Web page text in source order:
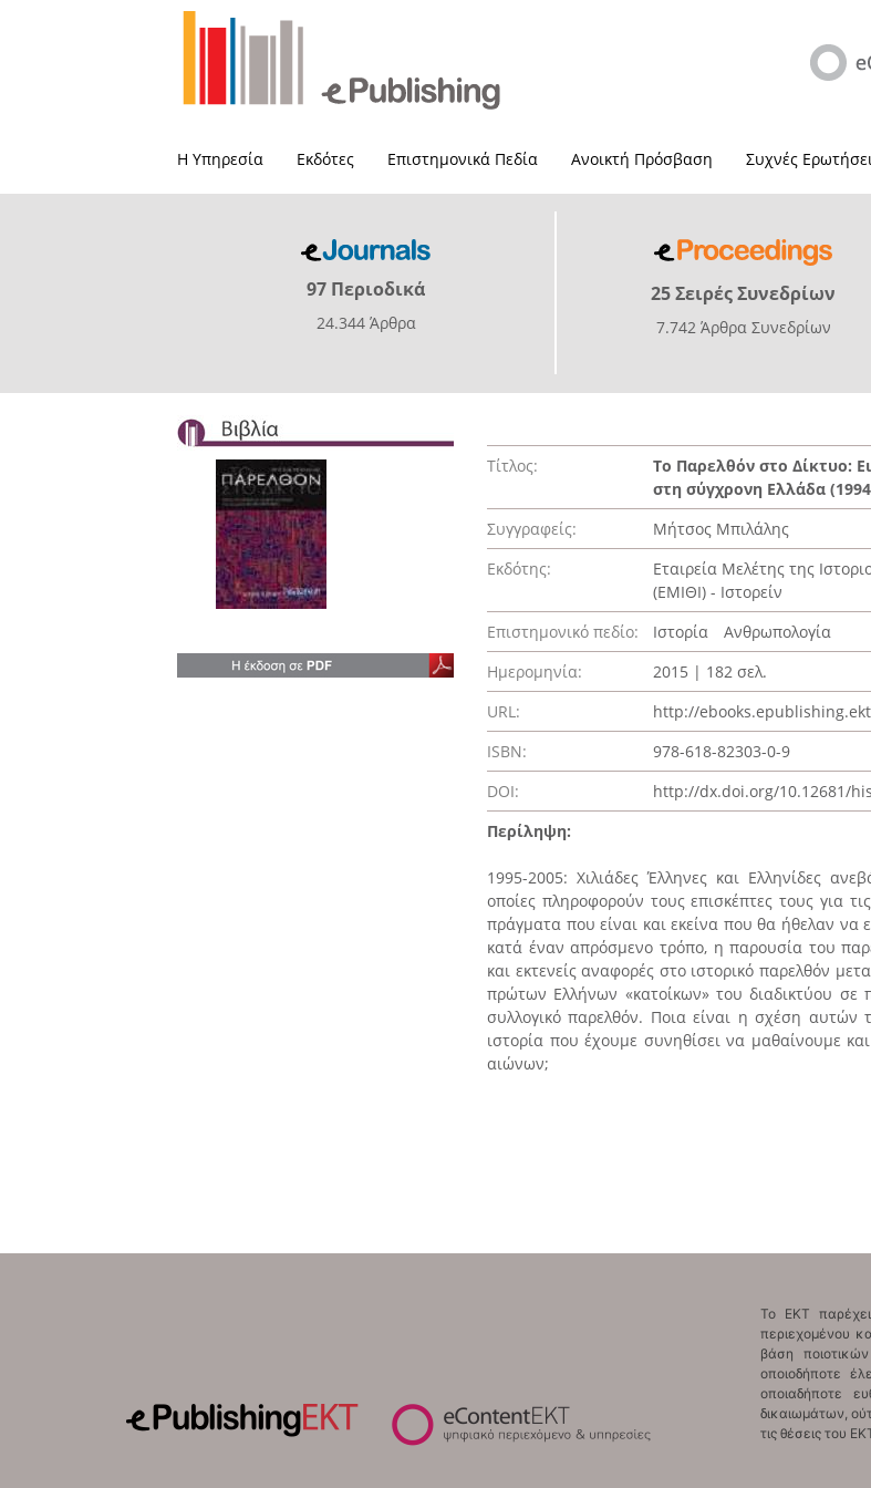
Η Υπηρεσία Εκδότες Επιστημονικά Πεδία Ανοικτή Πρόσβαση Συχνές
97 Περιοδικά
24.344 Άρθρα
25 Σειρές Συνεδρίων
7.742 Άρθρα Συνεδρίων
Τίτλος:
Το Παρελθόν στο Δίκτυο:
στη σύγχρονη Ελλάδα
Συγγραφείς:
Μήτσος Μπιλάλης
Εκδότης:
Εταιρεία Μελέτης της
(ΕΜΙΘΙ) - Ιστορείν
Επιστημονικό πεδίο:
Ιστορία
Ανθρωπολογία
Ημερομηνία:
2015 | 182 σελ.
URL:
http://
ISBN:
978-618-82303-0-9
DOI:
http://dx.doi.org/10.12681/
Περίληψη:
1995-2005: Χιλιάδες Έλληνες και Ελληνίδες
οποίες πληροφορούν τους επισκέπτες τους για
πράγματα που είναι και εκείνα που θα ήθελαν να
κατά έναν απρόσμενο τρόπο, η παρουσία του
και εκτενείς αναφορές στο ιστορικό παρελθόν
πρώτων Ελλήνων «κατοίκων» του διαδικτύου
συλλογικό παρελθόν. Ποια είναι η σχέση
ιστορία που έχουμε συνηθίσει να μαθαίνουμε
αιώνων;